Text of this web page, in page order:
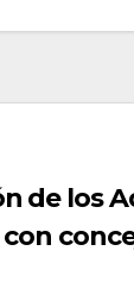
de los